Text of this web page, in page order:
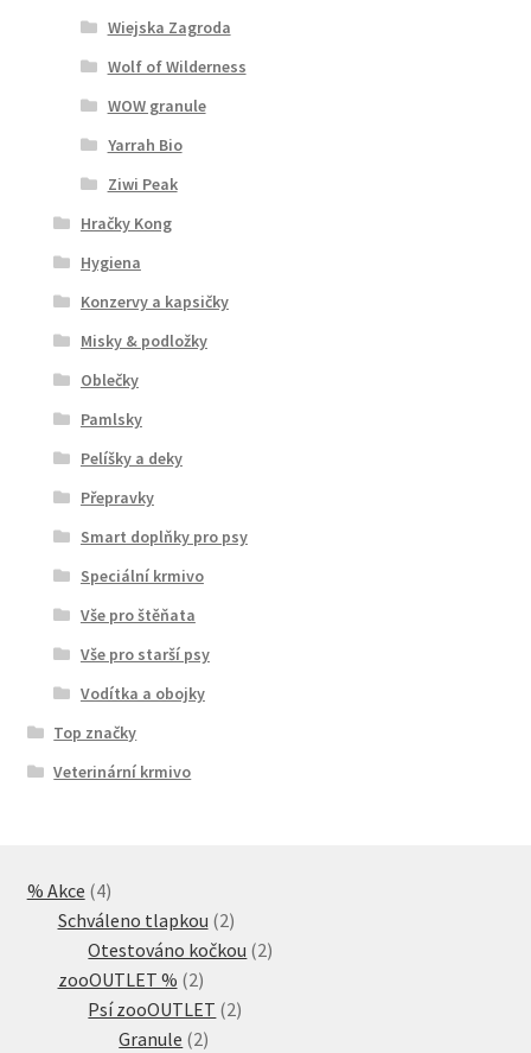
Wiejska Zagroda
Wolf of Wilderness
WOW granule
Yarrah Bio
Ziwi Peak
Hračky Kong
Hygiena
Konzervy a kapsičky
Misky & podložky
Oblečky
Pamlsky
Pelíšky a deky
Přepravky
Smart doplňky pro psy
Speciální krmivo
Vše pro štěňata
Vše pro starší psy
Vodítka a obojky
Top značky
Veterinární krmivo
% Akce 44
produkty
Schváleno tlapkou 22
produkty
Otestováno kočkou 22
zooOUTLET % 22
produkty
Psí zooOUTLET 22
Granule 22